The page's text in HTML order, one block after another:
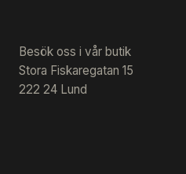
Besök oss i vår butik
Stora Fiskaregatan 15
222 24 Lund